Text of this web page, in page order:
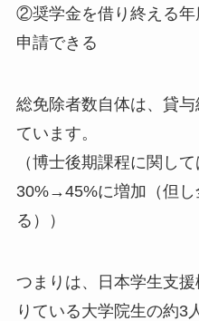
②奨学金を借り終える年
申請できる
総免除者数自体は、貸
ています。
（博士後期課程に関し
30%→45%に増加（但し
る））
つまりは、
日本学生支
りている大学院生の約3